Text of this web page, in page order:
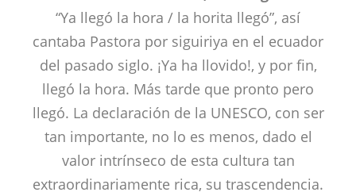
“Ya llegó la hora / la horita llegó”, así
cantaba Pastora por siguiriya en el ecuador
del pasado siglo. ¡Ya ha llovido!, y por fin,
llegó la hora. Más tarde que pronto pero
llegó. La declaración de la UNESCO, con ser
tan importante, no lo es menos, dado el
valor intrínseco de esta cultura tan
extraordinariamente rica, su trascendencia.